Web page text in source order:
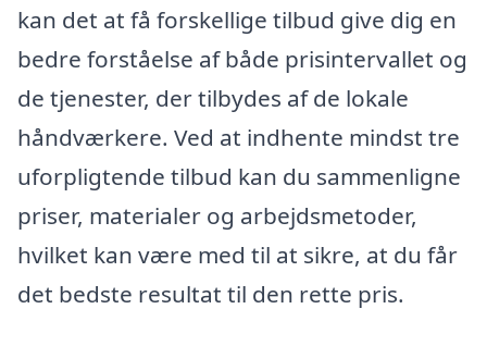
kan det at få forskellige tilbud give dig en
bedre forståelse af både prisintervallet og
de tjenester, der tilbydes af de lokale
håndværkere. Ved at indhente mindst tre
uforpligtende tilbud kan du sammenligne
priser, materialer og arbejdsmetoder,
hvilket kan være med til at sikre, at du får
det bedste resultat til den rette pris.